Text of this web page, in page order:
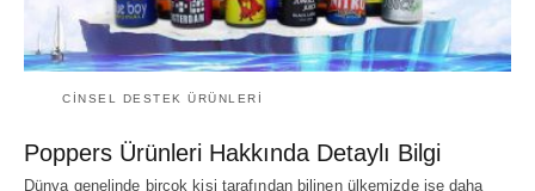
CINSEL DESTEK ÜRÜNLERI
Poppers Ürünleri Hakkında Detaylı Bilgi
Dünya genelinde birçok kişi tarafından bilinen ülkemizde ise daha